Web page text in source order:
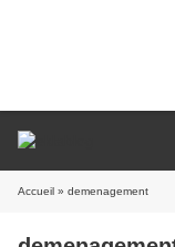
Accueil » demenagement